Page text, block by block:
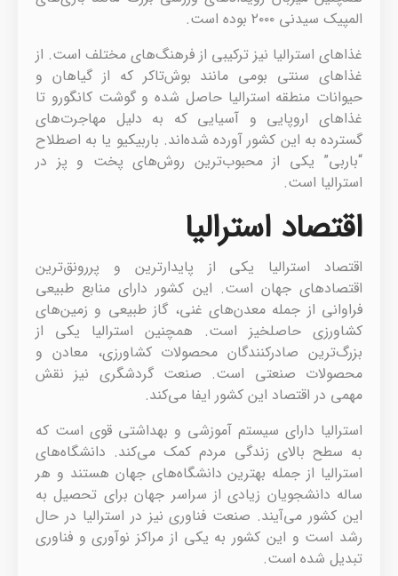
المپیک سیدنی ۲۰۰۰ بوده است.
غذاهای استرالیا نیز ترکیبی از فرهنگ‌های مختلف است. از
غذاهای سنتی بومی مانند بوش‌تاکر که از گیاهان و
حیوانات منطقه استرالیا حاصل شده‌ و گوشت کانگورو تا
غذاهای اروپایی و آسیایی که به دلیل مهاجرت‌های
گسترده به این کشور آورده شده‌اند. باربیکیو یا به اصطلاح
“باربی” یکی از محبوب‌ترین روش‌های پخت و پز در
استرالیا است.
اقتصاد استرالیا
اقتصاد استرالیا یکی از پایدارترین و پررونق‌ترین
اقتصادهای جهان است. این کشور دارای منابع طبیعی
فراوانی از جمله معدن‌های غنی، گاز طبیعی و زمین‌های
کشاورزی حاصلخیز است. همچنین استرالیا یکی از
بزرگ‌ترین صادرکنندگان محصولات کشاورزی، معادن و
محصولات صنعتی است. صنعت گردشگری نیز نقش
مهمی در اقتصاد این کشور ایفا می‌کند.
استرالیا دارای سیستم آموزشی و بهداشتی قوی است که
به سطح بالای زندگی مردم کمک می‌کند. دانشگاه‌های
استرالیا از جمله بهترین دانشگاه‌های جهان هستند و هر
ساله دانشجویان زیادی از سراسر جهان برای تحصیل به
این کشور می‌آیند. صنعت فناوری نیز در استرالیا در حال
رشد است و این کشور به یکی از مراکز نوآوری و فناوری
تبدیل شده است.